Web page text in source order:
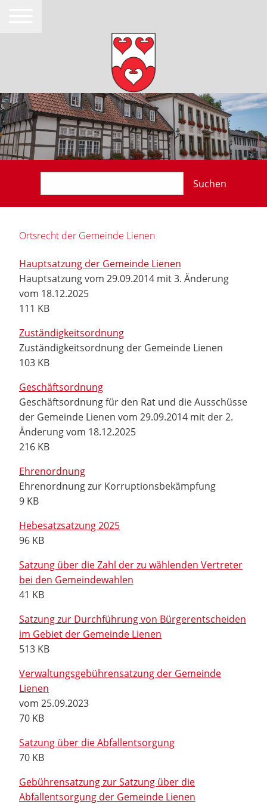
Suchen
Ortsrecht der Gemeinde Lienen
Hauptsatzung der Gemeinde Lienen
Hauptsatzung vom 29.09.2014 mit 3. Änderung
vom 18.12.2025
111 KB
Zuständigkeitsordnung
Zuständigkeitsordnung der Gemeinde Lienen
103 KB
Geschäftsordnung
Geschäftsordnung für den Rat und die Ausschüsse
der Gemeinde Lienen vom 29.09.2014 mit der 2.
Änderung vom 18.12.2025
216 KB
Ehrenordnung
Ehrenordnung zur Korruptionsbekämpfung
9 KB
Hebesatzsatzung 2025
96 KB
Satzung über die Zahl der zu wählenden Vertreter
bei den Gemeindewahlen
41 KB
Satzung zur Durchführung von Bürgerentscheiden
im Gebiet der Gemeinde Lienen
513 KB
Verwaltungsgebührensatzung der Gemeinde
Lienen
vom 25.09.2023
70 KB
Satzung über die Abfallentsorgung
70 KB
Gebührensatzung zur Satzung über die
Abfallentsorgung der Gemeinde Lienen